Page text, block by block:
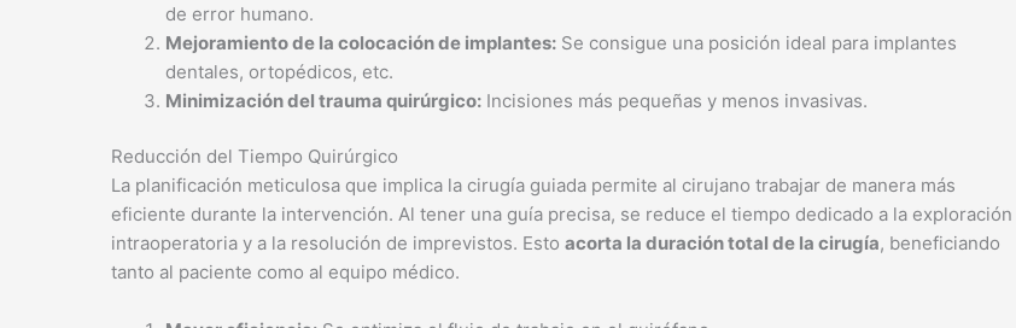
de error humano.
Mejoramiento de la colocación de implantes: Se consigue una posición ideal para implantes
dentales, ortopédicos, etc.
Minimización del trauma quirúrgico: Incisiones más pequeñas y menos invasivas.
Reducción del Tiempo Quirúrgico
La planificación meticulosa que implica la cirugía guiada permite al cirujano trabajar de manera más
eficiente durante la intervención. Al tener una guía precisa, se reduce el tiempo dedicado a la exploración
intraoperatoria y a la resolución de imprevistos. Esto acorta la duración total de la cirugía, beneficiando
tanto al paciente como al equipo médico.